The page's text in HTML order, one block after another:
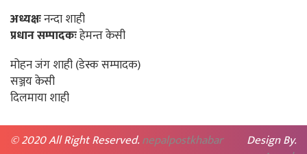
अध्यक्षःनन्दा शाही
प्रधान सम्पादकःहेमन्त केसी
मोहन जंग शाही (डेस्क सम्पादक)
सञ्जय केसी
दिलमाया शाही
© 2020 All Right Reserved.nepalpostkhabar
Design By.